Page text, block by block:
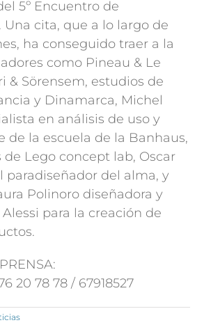
5º Encuentro de
Una cita, que a lo largo de
ha conseguido traer a la
como Pineau & Le
& Sörensem, estudios de
y Dinamarca, Michel
en análisis de uso y
de la escuela de la Banhaus,
de Lego concept lab, Oscar
paradiseñador del alma, y
Polinoro diseñadora y
para la creación de
20 78 78 / 67918527